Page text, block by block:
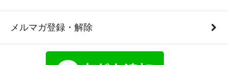
メルマガ登録・解除